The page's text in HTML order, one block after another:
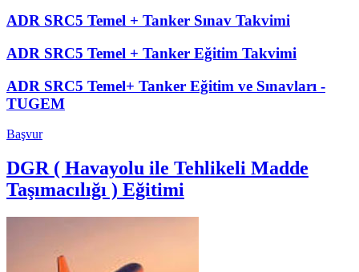
ADR SRC5 Temel + Tanker Sınav Takvimi
ADR SRC5 Temel + Tanker Eğitim Takvimi
ADR SRC5 Temel+ Tanker Eğitim ve Sınavları -
TUGEM
Başvur
DGR ( Havayolu ile Tehlikeli Madde
Taşımacılığı ) Eğitimi